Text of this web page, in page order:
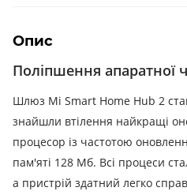
Опис
Поліпшення апаратної
Шлюз Mi Smart Home Hub 2
знайшли втілення найкращі
процесор із частотою
пам'яті 128 Мб. Всі процеси
а пристрій здатний легко